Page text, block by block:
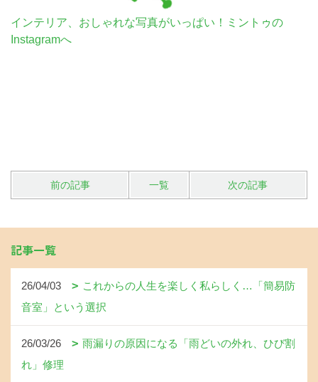
インテリア、おしゃれな写真がいっぱい！ミントゥの
Instagramへ
前の記事 一覧 次の記事
記事一覧
26/04/03
これからの人生を楽しく私らしく…「簡易防
音室」という選択
26/03/26
雨漏りの原因になる「雨どいの外れ、ひび割
れ」修理